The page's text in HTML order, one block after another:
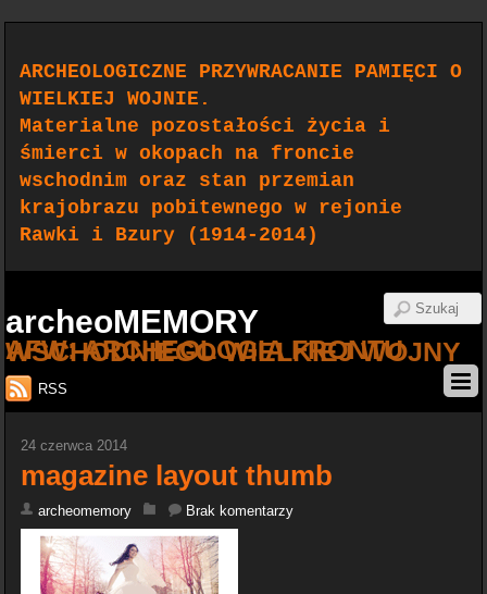
ARCHEOLOGICZNE PRZYWRACANIE PAMIĘCI O
WIELKIEJ WOJNIE.
Materialne pozostałości życia i
śmierci w okopach na froncie
wschodnim oraz stan przemian
krajobrazu pobitewnego w rejonie
Rawki i Bzury (1914-2014)
archeoMEMORY
AFW: ARCHEOLOGIA FRONTU WSCHODNIEGO WIELKIEJ WOJNY
RSS
24 czerwca 2014
magazine layout thumb
archeomemory Brak komentarzy